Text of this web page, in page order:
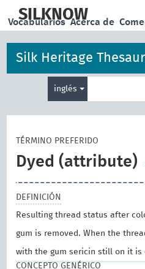
main
SILKNOW
Vocabularios Acerca de
Silk Heritage
inglés
TÉRMINO PREFERIDO
Dyed (attribute)
DEFINICIÓN
Resulting thread status after
gum is removed. When the
with the gum sericin still on it is
CONCEPTO GENÉRICO